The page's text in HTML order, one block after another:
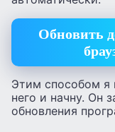
Обновить
Этим способом я
него и начну. Он
обновления